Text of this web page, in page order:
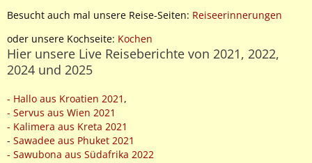
Besucht auch mal unsere Reise-Seiten: Reiseerinnerungen
oder unsere Kochseite: Kochen
Hier unsere Live Reiseberichte von 2021, 2022,
2024 und 2025
- Hallo aus Kroatien 2021 ,
- Servus aus Wien 2021
- Kalimera aus Kreta 2021
- Sawadee aus Phuket 2021
- Sawubona aus Südafrika 2022